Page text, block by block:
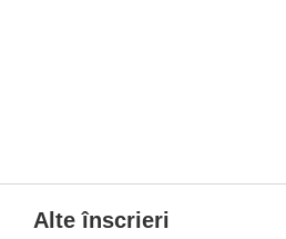
Alte înscrieri